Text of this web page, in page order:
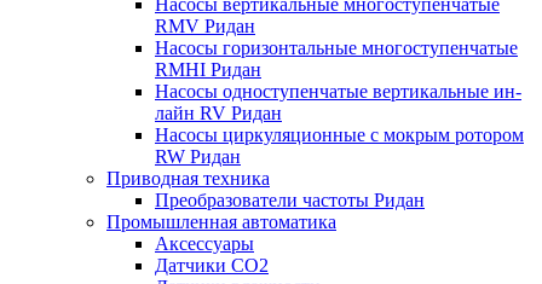
Насосы вертикальные многоступенчатые
RMV Ридан
Насосы горизонтальные многоступенчатые
RMHI Ридан
Насосы одноступенчатые вертикальные ин-
лайн RV Ридан
Насосы циркуляционные с мокрым ротором
RW Ридан
Приводная техника
Преобразователи частоты Ридан
Промышленная автоматика
Аксессуары
Датчики CO2